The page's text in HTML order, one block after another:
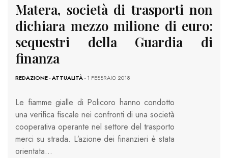
Matera, società di trasporti non
dichiara mezzo milione di euro:
sequestri della Guardia di
finanza
REDAZIONE-ATTUALITÀ- 1 FEBBRAIO 2018
Le fiamme gialle di Policoro hanno condotto
una verifica fiscale nei confronti di una società
cooperativa operante nel settore del trasporto
merci su strada. L’azione dei finanzieri è stata
orientata…